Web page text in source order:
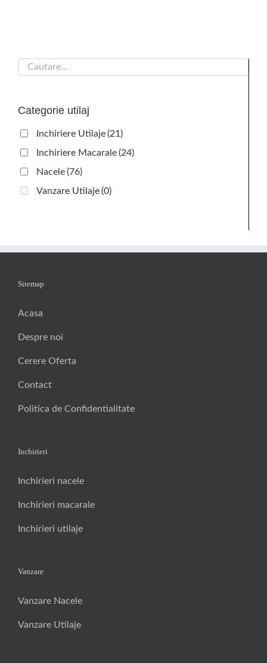
Categorie utilaj
Inchiriere Utilaje(21)
Inchiriere Macarale(24)
Nacele(76)
Vanzare Utilaje(0)
Sitemap
Acasa
Despre noi
Cerere Oferta
Contact
Politica de Confidentialitate
Inchirieri
Inchirieri nacele
Inchirieri macarale
Inchirieri utilaje
Vanzare
Vanzare Nacele
Vanzare Utilaje